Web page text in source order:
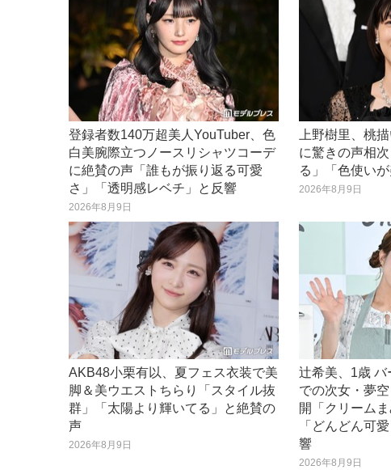
登録者数140万超美人YouTuber、色
白美腕際立つノースリシャツコーデ
に絶賛の声「誰もが振り返る可愛
さ」「透明感レベチ」と反響
2026年8月9日
上野樹里、桃
に驚きの声相
る」「色使い
2026年8月9日
AKB48小栗有以、夏フェス衣装で美
脚＆美ウエストちらり「スタイル抜
群」「太陽より輝いてる」と絶賛の
声
2026年8月9日
辻希美、1歳
での次女・夢
開「クリーム
「どんどん可
響
2026年8月9日